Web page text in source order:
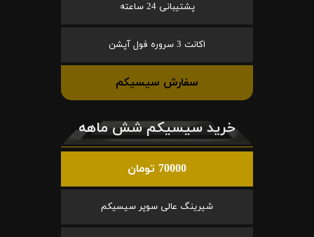
پشتیبانی 24 ساعته
اکانت 3 سروره فول آپشن
سفارش سیسیکم
خرید سیسیکم شش ماهه
70000 تومان
شیرینگ عالی سوپر سیسیکم